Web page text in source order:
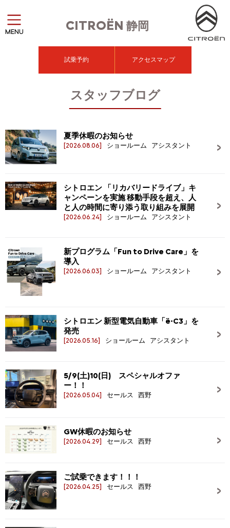
CITROËN 静岡
MENU
試乗予約 アクセスマップ
スタッフブログ
夏季休暇のお知らせ
[2026.08.06] ショールーム アシスタント
シトロエン 「リカバリードライブ」キ
ャンペーンを実施 移動手段を超え、人
と人の時間に寄り添う取り組みを展開
[2026.06.24] ショールーム アシスタント
新プログラム「Fun to Drive Care」を
導入
[2026.06.03] ショールーム アシスタント
シトロエン 新型電気自動車「ë-C3」を
発売
[2026.05.16] ショールーム アシスタント
5/9(土)10(日) スペシャルオファ
ー！！
[2026.05.04] セールス 西野
GW休暇のお知らせ
[2026.04.29] セールス 西野
ご試乗できます！！！
[2026.04.25] セールス 西野